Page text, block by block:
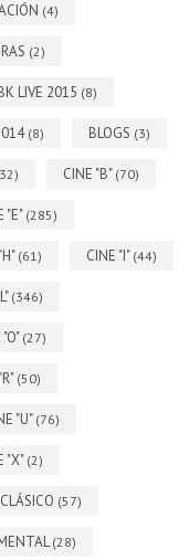
(4)
(2)
LIVE 2015 (8)
(8) BLOGS (3)
CINE "B" (70)
"E" (285)
(61) CINE "I" (44)
(346)
(27)
(50)
"U" (76)
"X" (2)
(57)
(28)